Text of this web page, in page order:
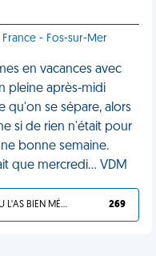
- Fos-sur-Mer
en vacances avec
pleine après-midi
qu'on se sépare, alors
si de rien n'était pour
bonne semaine.
que mercredi… VDM
TU L'AS BIEN MÉRITÉ 269